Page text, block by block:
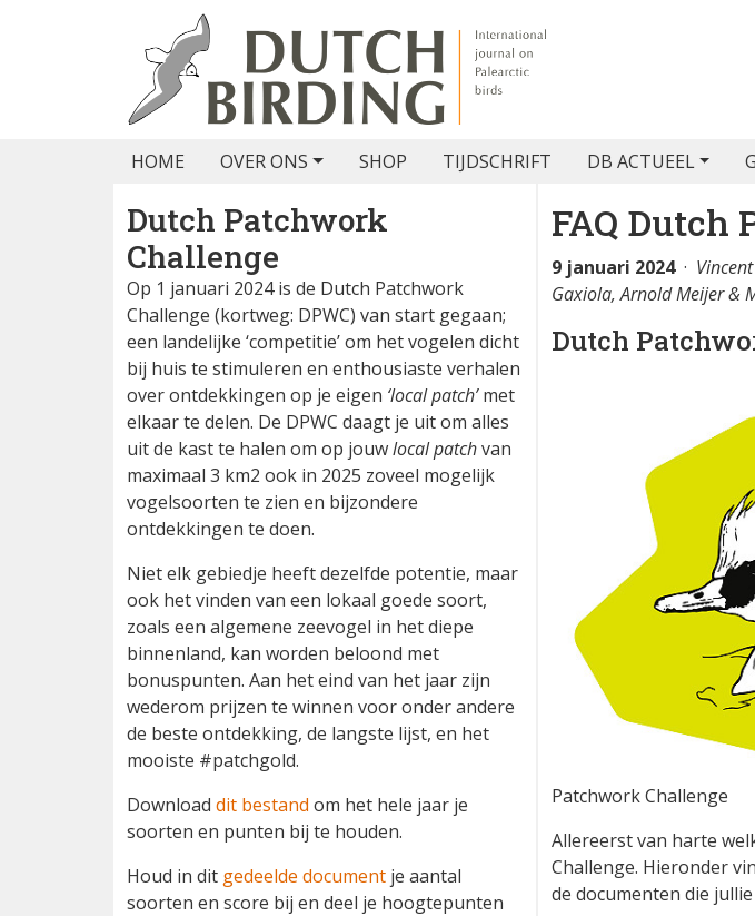
HOME OVER ONS SHOP TIJDSCHRIFT DB ACTUEEL
Dutch Patchwork
Challenge
Op 1 januari 2024 is de Dutch Patchwork
Challenge (kortweg: DPWC) van start gegaan;
een landelijke ‘competitie’ om het vogelen dicht
bij huis te stimuleren en enthousiaste verhalen
over ontdekkingen op je eigen ‘local patch’met
elkaar te delen. De DPWC daagt je uit om alles
uit de kast te halen om op jouwlocal patchvan
maximaal 3 km2 ook in 2025 zoveel mogelijk
vogelsoorten te zien en bijzondere
ontdekkingen te doen.
Niet elk gebiedje heeft dezelfde potentie, maar
ook het vinden van een lokaal goede soort,
zoals een algemene zeevogel in het diepe
binnenland, kan worden beloond met
bonuspunten. Aan het eind van het jaar zijn
wederom prijzen te winnen voor onder andere
de beste ontdekking, de langste lijst, en het
mooiste #patchgold.
Download dit bestand om het hele jaar je
soorten en punten bij te houden.
Houd in dit gedeelde document je aantal
soorten en score bij en deel je hoogtepunten
FAQ Dutch
9 januari 2024·
Gaxiola, Arnold Meijer &
Dutch
Patchwork Challenge
Allereerst van harte
Challenge. Hieronder
de documenten die